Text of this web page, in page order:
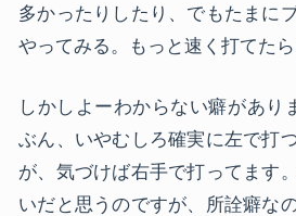
多かったりしたり、でもたまに
やってみる。もっと速く打てたら
しかしよーわからない癖があり
ぶん、いやむしろ確実に左で打
が、気づけば右手で打ってます
いだと思うのですが、所詮癖な